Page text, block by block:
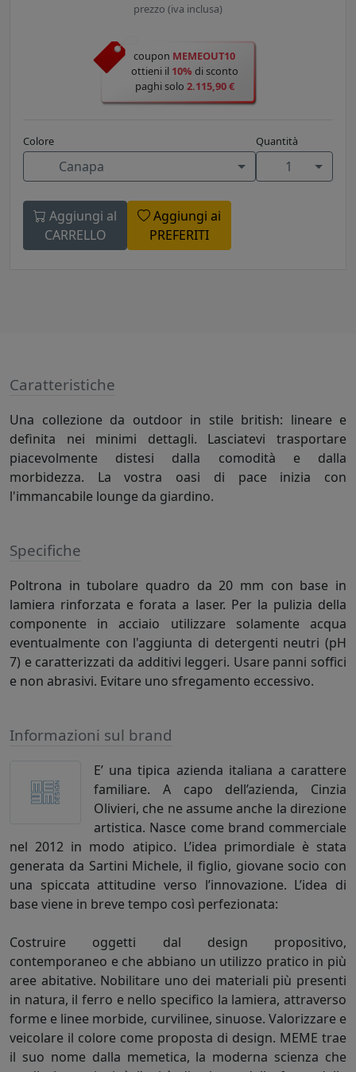
prezzo (iva inclusa)
coupon MEMEOUT10
ottieni il 10% di sconto
paghi solo 2.115,90 €
Colore
Canapa
Quantità
1
Aggiungi al
CARRELLO
Aggiungi ai
PREFERITI
Caratteristiche
Una collezione da outdoor in stile british: lineare e
definita nei minimi dettagli. Lasciatevi trasportare
piacevolmente distesi dalla comodità e dalla
morbidezza. La vostra oasi di pace inizia con
l'immancabile lounge da giardino.
Specifiche
Poltrona in tubolare quadro da 20 mm con base in
lamiera rinforzata e forata a laser. Per la pulizia della
componente in acciaio utilizzare solamente acqua
eventualmente con l'aggiunta di detergenti neutri (pH
7) e caratterizzati da additivi leggeri. Usare panni soffici
e non abrasivi. Evitare uno sfregamento eccessivo.
Informazioni sul brand
E’ una tipica azienda italiana a carattere
familiare. A capo dell’azienda, Cinzia
Olivieri, che ne assume anche la direzione
artistica. Nasce come brand commerciale
nel 2012 in modo atipico. L’idea primordiale è stata
generata da Sartini Michele, il figlio, giovane socio con
una spiccata attitudine verso l’innovazione. L’idea di
base viene in breve tempo così perfezionata:
Costruire oggetti dal design propositivo,
contemporaneo e che abbiano un utilizzo pratico in più
aree abitative. Nobilitare uno dei materiali più presenti
in natura, il ferro e nello specifico la lamiera, attraverso
forme e linee morbide, curvilinee, sinuose. Valorizzare e
veicolare il colore come proposta di design. MEME trae
il suo nome dalla memetica, la moderna scienza che